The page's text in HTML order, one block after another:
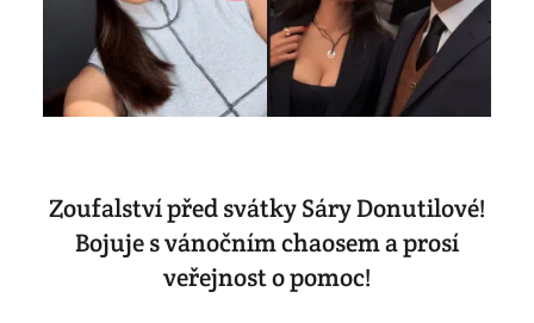
Zoufalství před svátky Sáry Donutilové!
Bojuje s vánočním chaosem a prosí
veřejnost o pomoc!